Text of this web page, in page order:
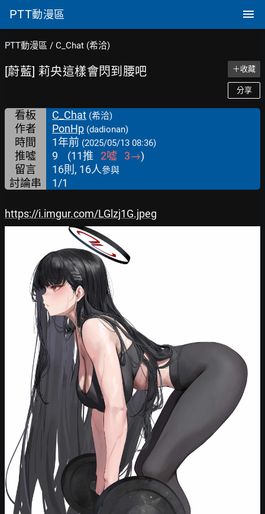
PTT動漫區
PTT動漫區 / C_Chat (希洽)
[蔚藍] 莉央這樣會閃到腰吧 ＋收藏
分享
看板 C_Chat (希洽)
作者 PonHp (dadionan)
時間 1年前 (2025/05/13 08:36)
推噓 9 (11推 2噓 3→)
留言
16則, 16人參與
討論串 1/1
https://i.imgur.com/LGlzj1G.jpeg